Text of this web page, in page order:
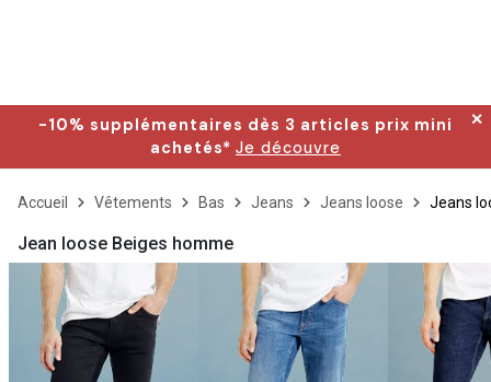
-10% supplémentaires dès 3 articles prix mini
achetés* Je découvre
✕
Accueil Vêtements Bas Jeans Jeans loose Jeans
Jean loose Beiges homme